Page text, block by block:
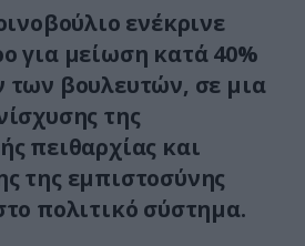
ενέκρινε
για μείωση κατά 40%
βουλευτών, σε μια
της
πειθαρχίας και
της εμπιστοσύνης
πολιτικό σύστημα.